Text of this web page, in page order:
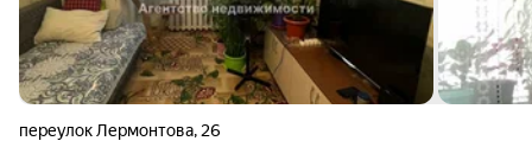
переулок Лермонтова, 26